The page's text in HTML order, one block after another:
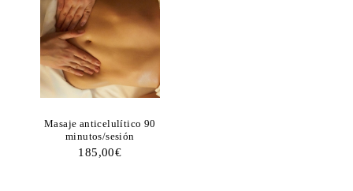
Masaje anticelulítico 90
minutos/sesión
185,00€